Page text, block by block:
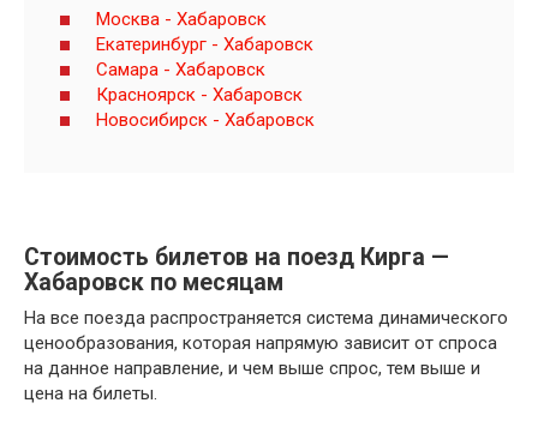
Москва - Хабаровск
Екатеринбург - Хабаровск
Самара - Хабаровск
Красноярск - Хабаровск
Новосибирск - Хабаровск
Стоимость билетов на поезд Кирга —
Хабаровск по месяцам
На все поезда распространяется система динамического
ценообразования, которая напрямую зависит от спроса
на данное направление, и чем выше спрос, тем выше и
цена на билеты.